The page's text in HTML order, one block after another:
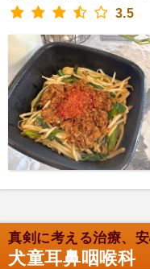
3.5
真剣に考える治療、安
犬童耳鼻咽喉科